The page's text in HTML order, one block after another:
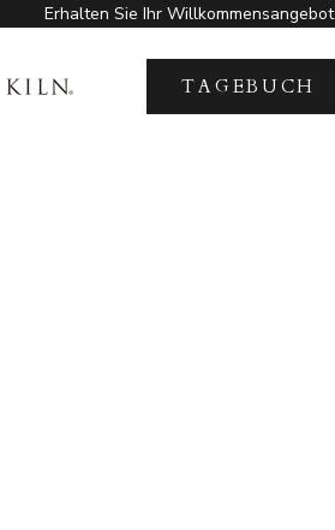
Erhalten Sie Ihr Willkommensangebot
TAGEBUCH